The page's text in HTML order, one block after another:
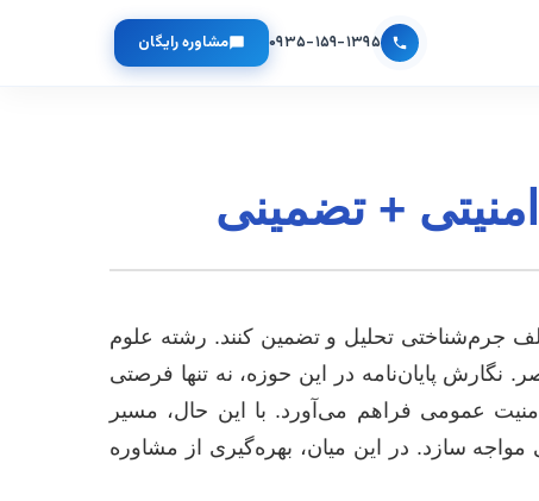
۰۹۳۵-۱۵۹-۱۳۹۵ مشاوره رایگان
+ تضمینی
جرم‌شناختی تحلیل و تضمین کنند. رشته علوم
پایان‌نامه در این حوزه، نه تنها فرصتی
عمومی فراهم می‌آورد. با این حال، مسیر
سازد. در این میان، بهره‌گیری از مشاوره